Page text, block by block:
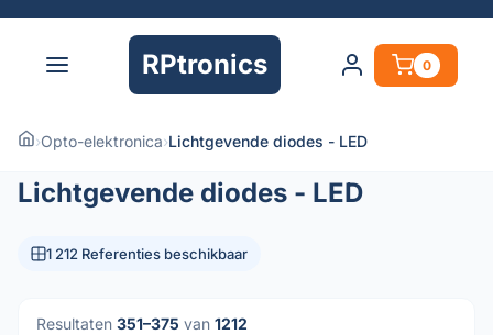
RPtronics 0
›Opto-elektronica›Lichtgevende diodes - LED
Lichtgevende diodes - LED
1 212 Referenties beschikbaar
Resultaten 351–375 van 1212